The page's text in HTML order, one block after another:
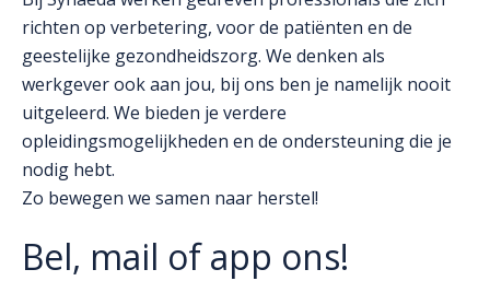
richten op verbetering, voor de patiënten en de
geestelijke gezondheidszorg. We denken als
werkgever ook aan jou, bij ons ben je namelijk nooit
uitgeleerd. We bieden je verdere
opleidingsmogelijkheden en de ondersteuning die je
nodig hebt.
Zo bewegen we samen naar herstel!
Bel, mail of app ons!